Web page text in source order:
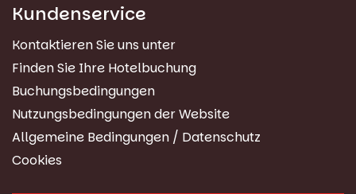
Kundenservice
Kontaktieren Sie uns unter
Finden Sie Ihre Hotelbuchung
Buchungsbedingungen
Nutzungsbedingungen der Website
Allgemeine Bedingungen / Datenschutz
Cookies